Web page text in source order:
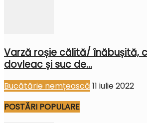
Varză roșie călită/ înăbușită,
dovleac și suc de...
Bucătărie nemțească 11 iulie 2022
POSTĂRI POPULARE